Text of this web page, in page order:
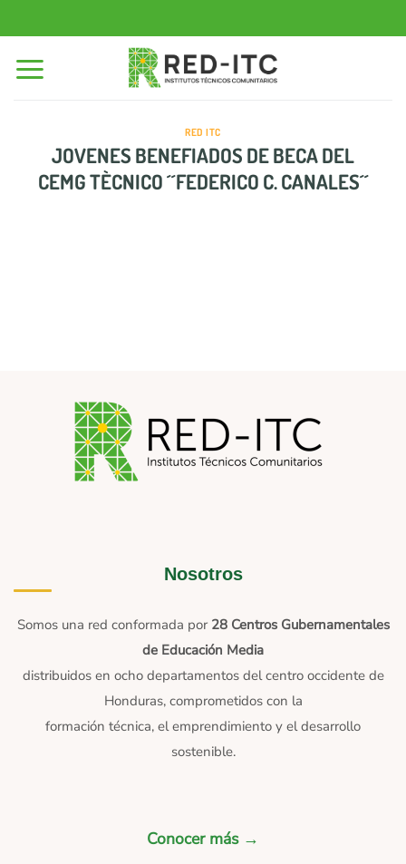
al
contenido
RED ITC
JOVENES BENEFIADOS DE BECA DEL
CEMG TÈCNICO ´´FEDERICO C. CANALES´´
Nosotros
Somos una red conformada por 28 Centros Gubernamentales
de Educación Media
distribuidos en ocho departamentos del centro occidente de
Honduras, comprometidos con la
formación técnica, el emprendimiento y el desarrollo
sostenible.
Conocer más →